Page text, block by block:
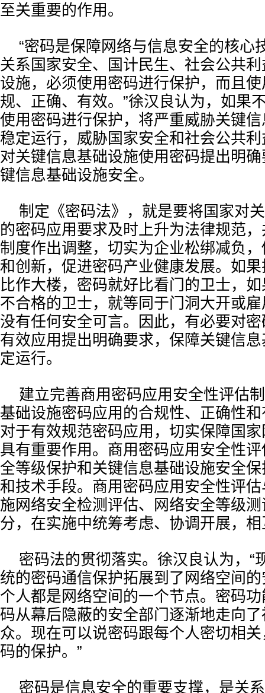
至关重要的作用。
“密码是保障网络与信息安全的核心
关系国家安全、国计民生、社会公共
设施，必须使用密码进行保护，而且
规、正确、有效。”徐汉良认为，如果
使用密码进行保护，将严重威胁关键
稳定运行，威胁国家安全和社会公共
对关键信息基础设施使用密码提出明
键信息基础设施安全。
制定《密码法》，就是要将国家对
的密码应用要求及时上升为法律规范
制度作出调整，切实为企业松绑减负
和创新，促进密码产业健康发展。如
比作大楼，密码就好比看门的卫士，
不合格的卫士，就等同于门洞大开或雇
没有任何安全可言。因此，有必要对
有效应用提出明确要求，保障关键信
定运行。
建立完善商用密码应用安全性评估
基础设施密码应用的合规性、正确性
对于有效规范密码应用，切实保障国
具有重要作用。商用密码应用安全性
全等级保护和关键信息基础设施安全
和技术手段。商用密码应用安全性评
施网络安全检测评估、网络安全等级
分，在实施中统筹考虑、协调开展，
密码法的贯彻落实。徐汉良认为，“
统的密码通信保护拓展到了网络空间
个人都是网络空间的一个节点。密码
码从幕后隐蔽的安全部门逐渐地走向
众。现在可以说密码跟每个人密切相
码的保护。”
密码是信息安全的重要支撑，是关